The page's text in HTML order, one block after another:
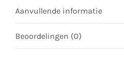
Aanvullende informatie
Beoordelingen (0)